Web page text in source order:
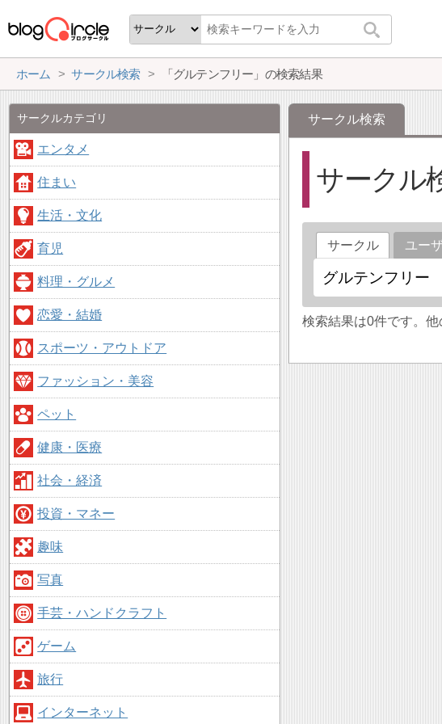
ホーム サークル検索 「グルテンフリー」の検索結果
サークル検索
サークル
サークル ユー
検索結果は0件です。他
サークルカテゴリ
エンタメ
住まい
生活・文化
育児
料理・グルメ
恋愛・結婚
スポーツ・アウトドア
ファッション・美容
ペット
健康・医療
社会・経済
投資・マネー
趣味
写真
手芸・ハンドクラフト
ゲーム
旅行
インターネット